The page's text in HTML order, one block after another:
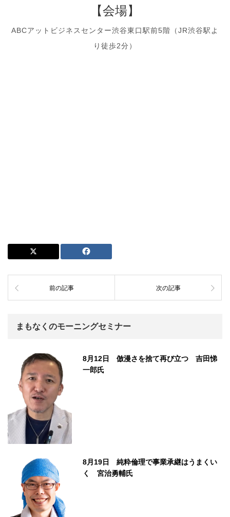
【会場】
ABCアットビジネスセンター渋谷東口駅前5階（JR渋谷駅よ
り徒歩2分）
前の記事 次の記事
まもなくのモーニングセミナー
8月12日 倣漫さを捨て再び立つ 吉田悌
一郎氏
8月19日 純粋倫理で事業承継はうまくい
く 宮治勇輔氏